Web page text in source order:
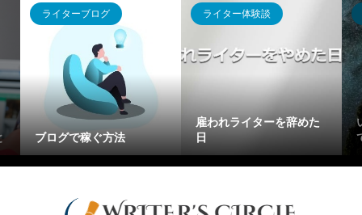
ター体験談
れライターを辞めた
ライター体験談
い、、」と思ったらやっ
てほしいこと
ライター
コレだけ
ライター
【単価UP